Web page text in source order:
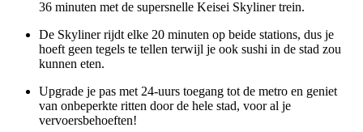
36 minuten met de supersnelle Keisei Skyliner trein.
De Skyliner rijdt elke 20 minuten op beide stations, dus je
hoeft geen tegels te tellen terwijl je ook sushi in de stad zou
kunnen eten.
Upgrade je pas met 24-uurs toegang tot de metro en geniet
van onbeperkte ritten door de hele stad, voor al je
vervoersbehoeften!